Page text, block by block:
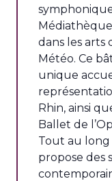
dans les arts
Météo. Ce
unique
Rhin, ainsi
Ballet de
Tout au long
propose des